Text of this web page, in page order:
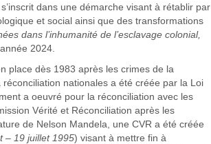
dans une démarche visant à rétablir par
et social ainsi que des transformations
dans l’inhumanité de l’esclavage colonial,
2024.
place dès 1983 après les crimes de la
nationales a été créée par la Loi
a oeuvré pour la réconciliation avec les
Vérité et Réconciliation après les
de Nelson Mandela, une CVR a été créée
– 19 juillet 1995) visant à mettre fin à